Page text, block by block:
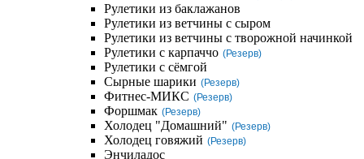
Рулетики из баклажанов
Рулетики из ветчины с сыром
Рулетики из ветчины с творожной начинкой
Рулетики с карпаччо (Резерв)
Рулетики с сёмгой
Сырные шарики (Резерв)
Фитнес-МИКС (Резерв)
Форшмак (Резерв)
Холодец "Домашний" (Резерв)
Холодец говяжий (Резерв)
Энчиладос